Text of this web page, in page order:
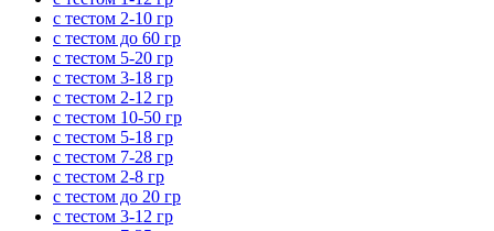
с тестом 2-10 гр
с тестом до 60 гр
с тестом 5-20 гр
с тестом 3-18 гр
с тестом 2-12 гр
с тестом 10-50 гр
с тестом 5-18 гр
с тестом 7-28 гр
с тестом 2-8 гр
с тестом до 20 гр
с тестом 3-12 гр